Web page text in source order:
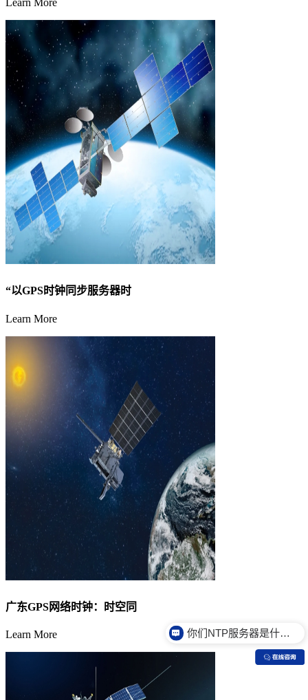
Learn More
“以GPS时钟同步服务器时
Learn More
广东GPS网络时钟：时空同
Learn More 你们的服务器有什么特点？